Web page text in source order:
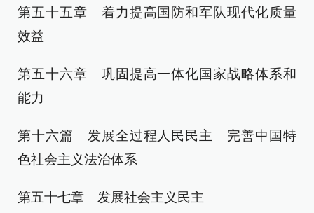
第五十五章 着力提高国防和军队现代化质量
效益
第五十六章 巩固提高一体化国家战略体系和
能力
第十六篇 发展全过程人民民主 完善中国特
色社会主义法治体系
第五十七章 发展社会主义民主